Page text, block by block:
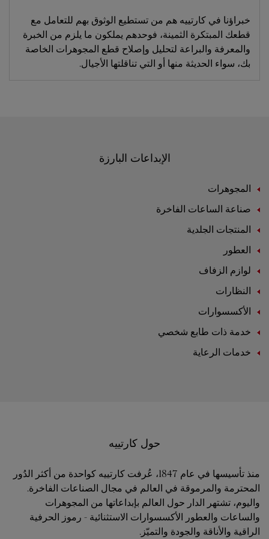
خبراؤنا في كارتييه هم من تستطيع الوثوق بهم للتعامل مع
قطعك المبتكرة الثمينة، فوحدهم يملكون ما يلزم من الخبرة
والمعرفة والبراعة لتحليل وإصلاح قطع المجوهرات الخاصة
بك، سواء الحديثة منها أو التي تناقلتها الأجيال.
الإبداعات البارزة
المجوهرات
صناعة الساعات الفاخرة
المنتجات الجلدية
العطور
لوازم الزفاف
النظارات
الأكسسوارات
خدمة ذات طابع شخصي
خدمات الرعاية
حول كارتييه
منذ تأسيسها في عام 1847، عُرفت كارتييه كواحدة من أكثر الدُور
المحترمة والمرموقة في العالم في مجال الصناعات الفاخرة.
واليوم، تشتهر الدار حول العالم بإبداعاتها من المجوهرات
والساعات والعطور الأكسسوارات الاستثنائية - رموز الحرفية
الراقية والأناقة والجودة والتميّز.